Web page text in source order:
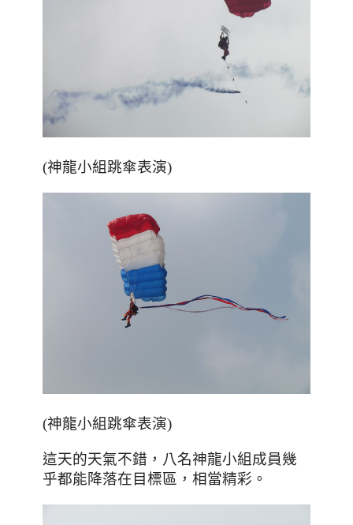
(神龍小組跳傘表演)
(神龍小組跳傘表演)
這天的天氣不錯，八名神龍小組成員幾
乎都能降落在目標區，相當精彩。